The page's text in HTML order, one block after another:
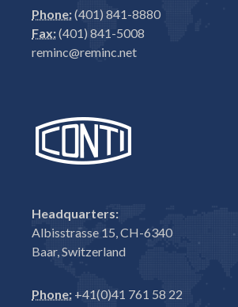
Phone:(401) 841-8880
Fax:(401) 841-5008
reminc@reminc.net
Headquarters:
Albisstrasse 15, CH-6340
Baar, Switzerland
Phone: +41(0)41 761 58 22